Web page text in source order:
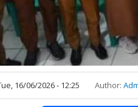
16/06/2026 - 12:25 Author: